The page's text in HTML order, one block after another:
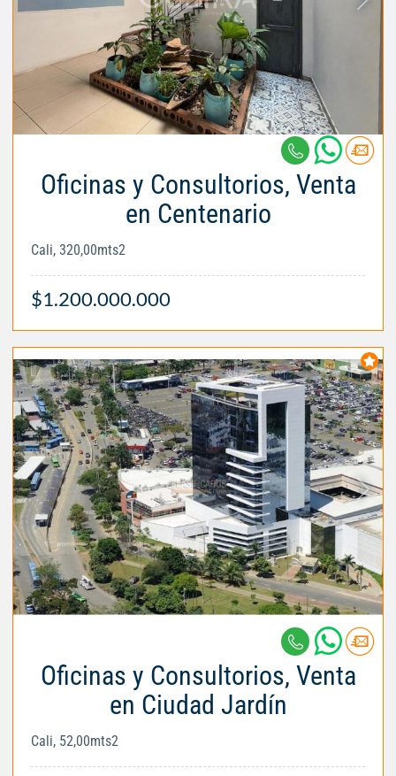
Oficinas y Consultorios, Venta
en Centenario
Cali, 320,00mts2
$1.200.000.000
Oficinas y Consultorios, Venta
en Ciudad Jardín
Cali, 52,00mts2